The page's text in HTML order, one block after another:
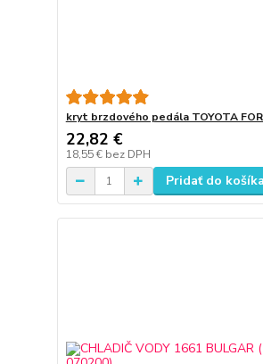
kryt brzdového pedála TOYOTA
22,82 €
18,55 € bez DPH
Pridať do košíka